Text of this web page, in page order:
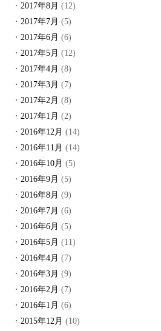
2017年8月 (12)
2017年7月 (5)
2017年6月 (6)
2017年5月 (12)
2017年4月 (8)
2017年3月 (7)
2017年2月 (8)
2017年1月 (2)
2016年12月 (14)
2016年11月 (14)
2016年10月 (5)
2016年9月 (5)
2016年8月 (9)
2016年7月 (6)
2016年6月 (5)
2016年5月 (11)
2016年4月 (7)
2016年3月 (9)
2016年2月 (7)
2016年1月 (6)
2015年12月 (10)